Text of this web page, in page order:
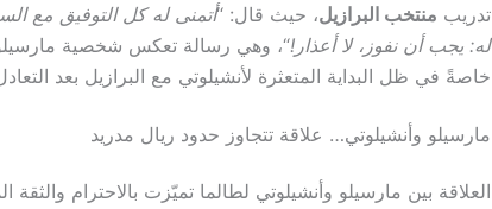
تدريب منتخب البرازيل، حيث قال: “أتمنى له كل التوفيق مع
له: يجب أن نفوز، لا أعذار!“، وهي رسالة تعكس شخصية مارسيلو
خاصةً في ظل البداية المتعثرة لأنشيلوتي مع البرازيل بعد
مارسيلو وأنشيلوتي… علاقة تتجاوز حدود ريال مدريد
العلاقة بين مارسيلو وأنشيلوتي لطالما تميّزت بالاحترام والثقة